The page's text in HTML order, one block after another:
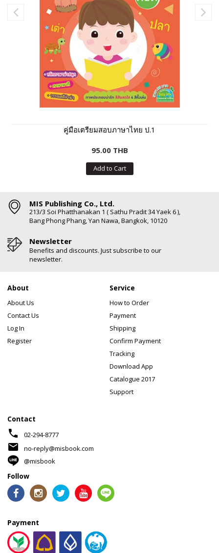
คู่มือเตรียมสอบภาษาไทย ป.1
95.00 THB
Add to Cart
MIS Publishing Co., Ltd.
213/3 Soi Phatthanakan 1 ( Sathu Pradit 34 Yaek 6 ),
Bang Phong Phang, Yan Nawa, Bangkok, 10120
Newsletter
Benefits and discounts. Just subscribe to our
newsletter.
About
About Us
Contact Us
Log In
Register
Service
How to Order
Payment
Shipping
Confirm Payment
Tracking
Download App
Catalogue 2017
Support
Contact
phone 02-294-8777
mail
no-reply@misbook.com
@misbook
Follow
Payment